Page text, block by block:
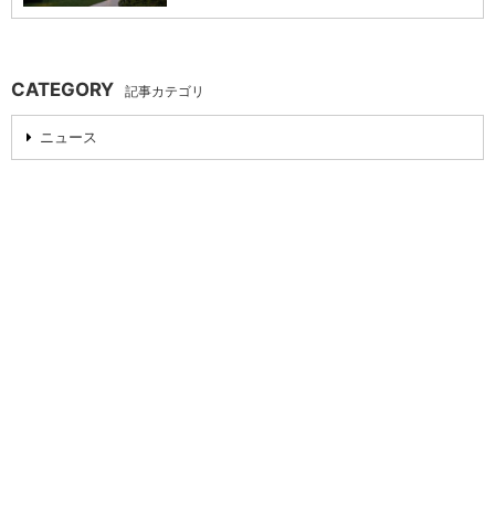
CATEGORY 記事カテゴリ
ニュース